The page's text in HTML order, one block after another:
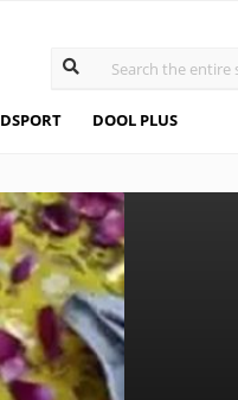
DSPORT DOOL PLUS